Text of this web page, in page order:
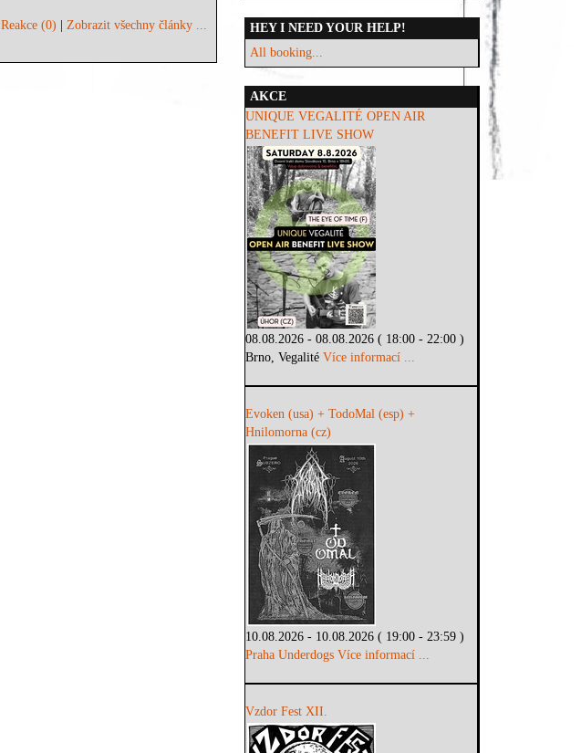
Reakce (0) Zobrazit všechny články ...
HEY I NEED YOUR HELP!
All booking...
AKCE
UNIQUE VEGALITÉ OPEN AIR
BENEFIT LIVE SHOW
08.08.2026 - 08.08.2026 ( 18:00 - 22:00 )
Brno, VegalitéVíce informací ...
Evoken (usa) + TodoMal (esp) +
Hnilomorna (cz)
10.08.2026 - 10.08.2026 ( 19:00 - 23:59 )
Praha Underdogs Více informací ...
Vzdor Fest XII.